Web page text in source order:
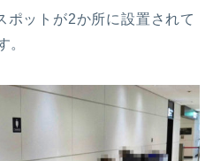
ポットが2か所に設置されて
。